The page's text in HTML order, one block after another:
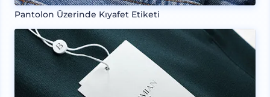
Pantolon Üzerinde Kıyafet Etiketi